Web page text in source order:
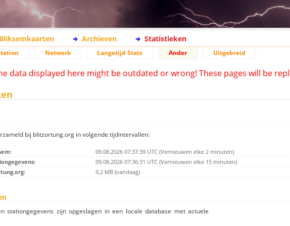
Bliksemkaarten Archieven Statistieken
Netwerk Langetijd Stats Ander Uitgebreid
data displayed here might be outdated or wrong! These pages will be
bij blitzortung.org in volgende tijdintervallen:
09.08.2026 07:37:39 UTC (Vernieuwen elke 2 minuten)
09.08.2026 07:36:31 UTC (Vernieuwen elke 15 minuten)
9,2 MB (vandaag)
stationgegevens zijn opgeslagen in een locale database met actuele